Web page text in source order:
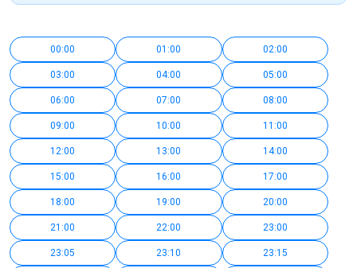
00:00 01:00 02:00
03:00 04:00 05:00
06:00 07:00 08:00
09:00 10:00 11:00
12:00 13:00 14:00
15:00 16:00 17:00
18:00 19:00 20:00
21:00 22:00 23:00
23:05 23:10 23:15